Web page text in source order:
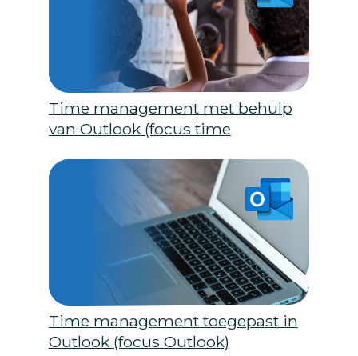
Time management met behulp
van Outlook (focus time
Time management toegepast in
Outlook (focus Outlook)